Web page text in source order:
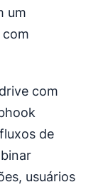
um
com
de
usuários